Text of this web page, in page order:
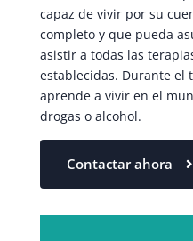
capaz de vivir por su
completo y que pueda
asistir a todas las
establecidas. Durante el
aprende a vivir en el
drogas o alcohol.
Contactar ahora